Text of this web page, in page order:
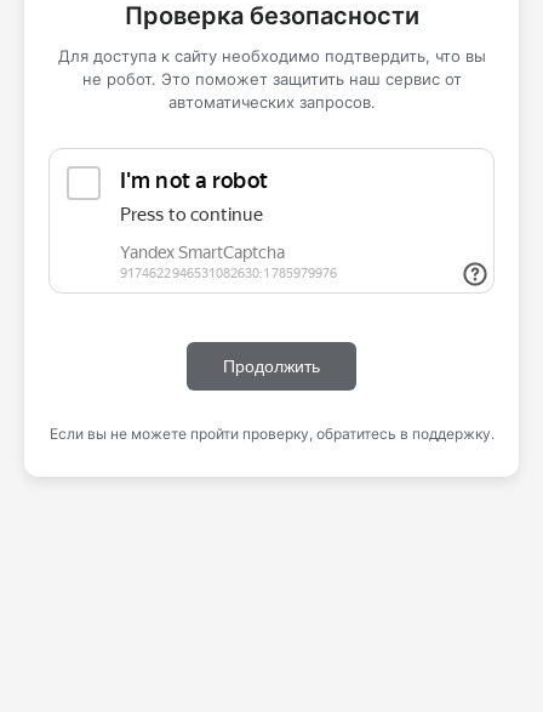
Проверка безопасности
Для доступа к сайту необходимо подтвердить, что вы
не робот. Это поможет защитить наш сервис от
автоматических запросов.
Продолжить
Если вы не можете пройти проверку, обратитесь в поддержку.